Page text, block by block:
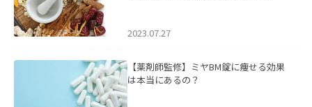
2023.07.27
【薬剤師監修】ミヤBM錠に痩せる効果
は本当にあるの？